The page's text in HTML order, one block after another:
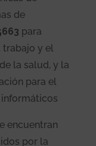
de
para
trabajo y el
la salud, y la
para el
encuentran
por la